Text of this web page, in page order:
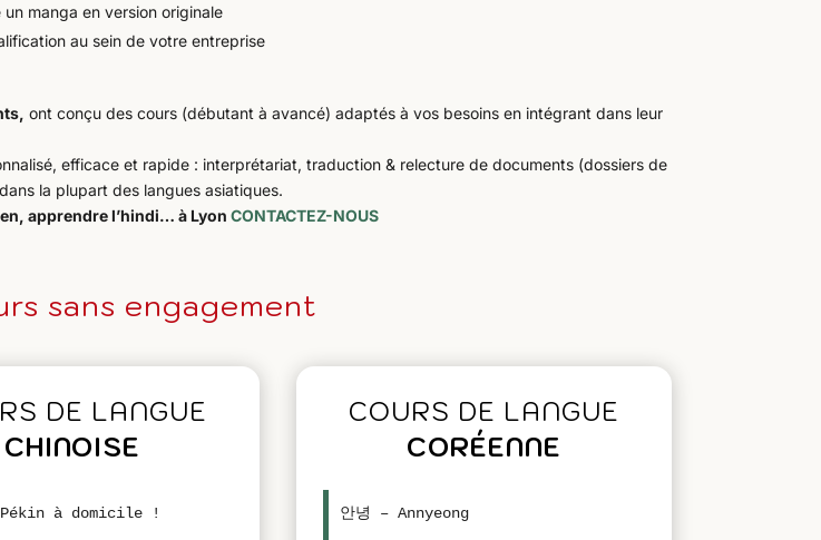
manga en version originale
au sein devotre entreprise
ont conçu des cours (débutant à avancé) adaptés à vos besoins en intégrant dans leur
efficace et rapide : interprétariat, traduction & relecture de documents (dossiers de
la plupart des langues asiatiques.
apprendre l’hindi… à LyonCONTACTEZ-NOUS
sans engagement
CHINOISE
Pékin à domicile !
CORÉENNE
안녕 – Annyeong